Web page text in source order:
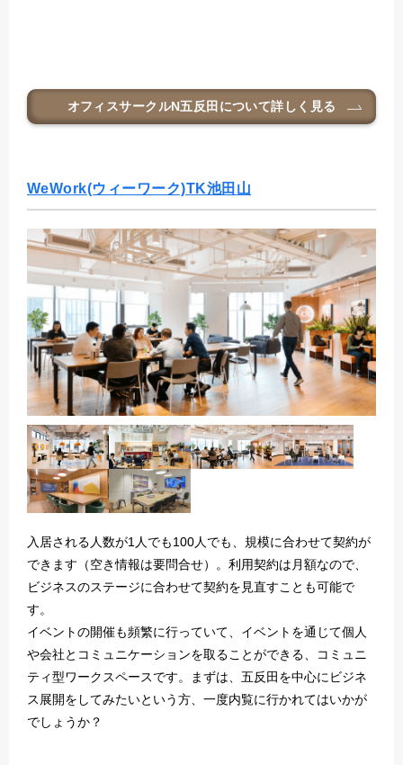
オフィスサークルN五反田 について詳しく見る
WeWork(ウィーワーク)TK池田山
入居される人数が1人でも100人でも、規模に合わせて契約が
できます（空き情報は要問合せ）。利用契約は月額なので、
ビジネスのステージに合わせて契約を見直すことも可能で
す。
イベントの開催も頻繁に行っていて、イベントを通じて個人
や会社とコミュニケーションを取ることができる、コミュニ
ティ型ワークスペースです。まずは、五反田を中心にビジネ
ス展開をしてみたいという方、一度内覧に行かれてはいかが
でしょうか？